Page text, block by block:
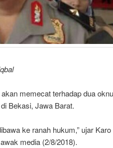
memecat terhadap dua
Bekasi, Jawa Barat.
ke ranah hukum,” ujar Karo
media (2/8/2018).